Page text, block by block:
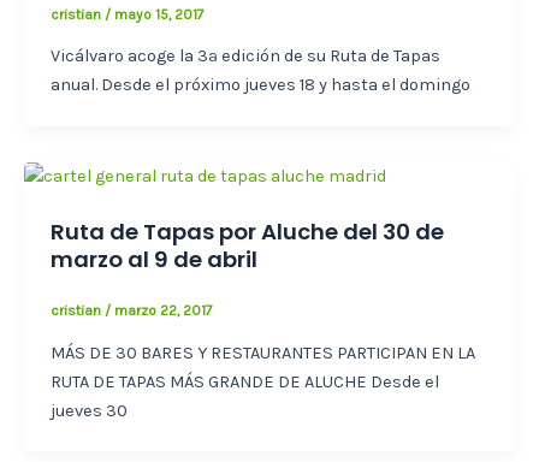
cristian / mayo 15, 2017
Vicálvaro acoge la 3ª edición de su Ruta de Tapas
anual. Desde el próximo jueves 18 y hasta el domingo
Ruta de Tapas por Aluche del 30 de
marzo al 9 de abril
cristian / marzo 22, 2017
MÁS DE 30 BARES Y RESTAURANTES PARTICIPAN EN LA
RUTA DE TAPAS MÁS GRANDE DE ALUCHE Desde el
jueves 30